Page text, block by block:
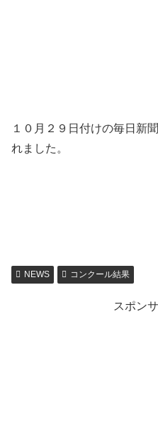
１０月２９日付けの毎日新
れました。
NEWS コンクール結果
スポン